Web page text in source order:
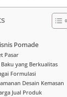
Pomade
Pasar
yang Berkualitas
Formulasi
Desain Kemasan
Jual Produk